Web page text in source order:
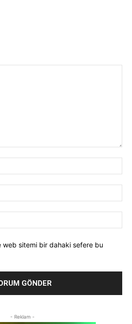
web sitemi bir dahaki sefere bu
- Reklam -